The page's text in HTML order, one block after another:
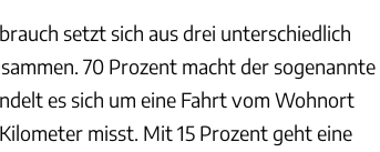
setzt sich aus drei unterschiedlich
70 Prozent macht der sogenannte
es sich um eine Fahrt vom Wohnort
misst. Mit 15 Prozent geht eine